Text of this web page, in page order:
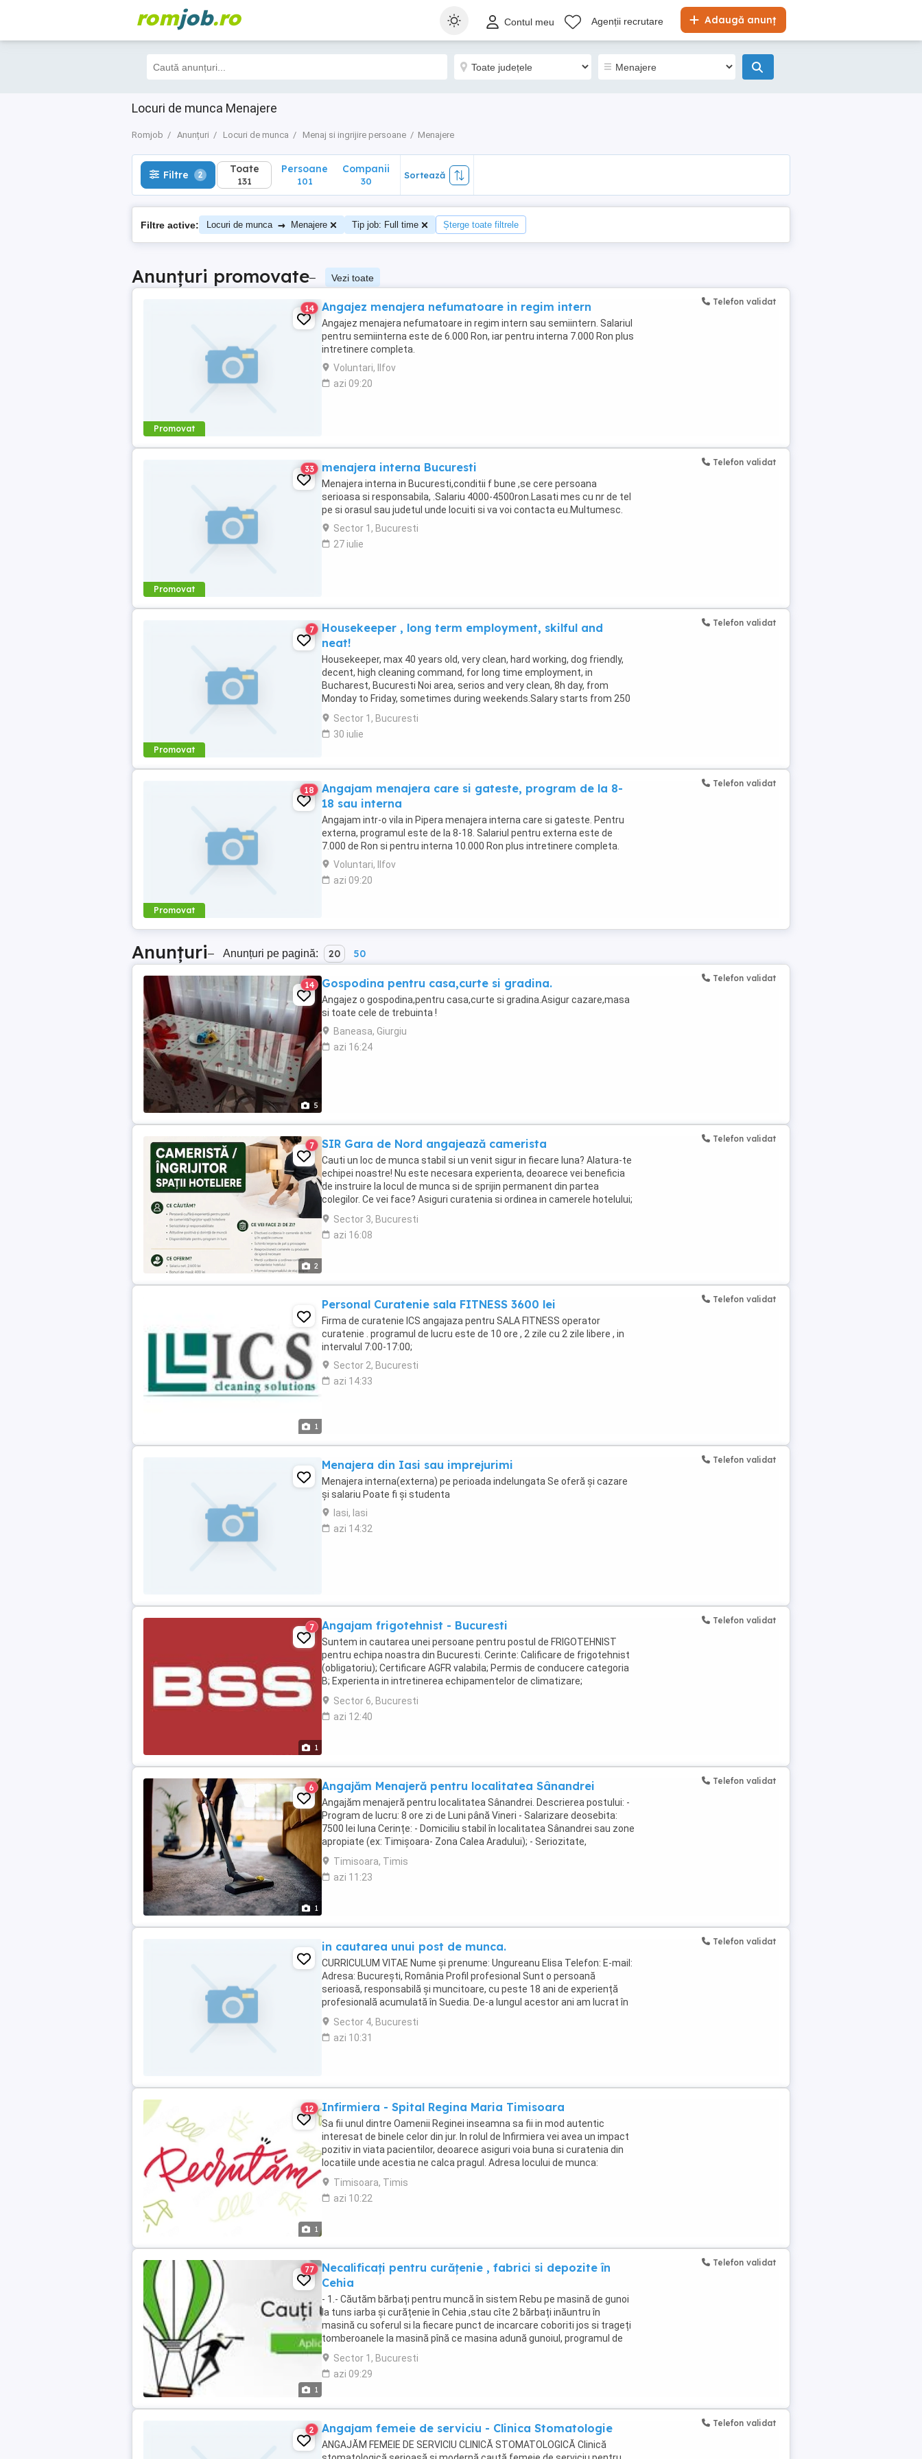
romjob.ro Adaugă anunț
Contul meu Agenții recrutare
Locuri de munca Menajere
Romjob Anunțuri Locuri de munca Menaj si ingrijire persoane Menajere
Filtre 2 Toate
131
Filtre 2 Toate
131
Persoane
101
Companii
30
Sortează
Filtre active: Locuri de munca → Menajere Tip job: Full time Șterge toate filtrele
Anunțuri promovate– Vezi toate
Promovat
14 Angajez menajera nefumatoare in regim intern
Angajez menajera nefumatoare in regim intern sau semiintern. Salariul
pentru semiinterna este de 6.000 Ron, iar pentru interna 7.000 Ron plus
intretinere completa.
Voluntari, Ilfov
azi 09:20
Telefon validat
Promovat
33 menajera interna Bucuresti
Menajera interna in Bucuresti,conditii f bune ,se cere persoana
serioasa si responsabila, .Salariu 4000-4500ron.Lasati mes cu nr de tel
pe si orasul sau judetul unde locuiti si va voi contacta eu.Multumesc.
Sector 1, Bucuresti
27 iulie
Telefon validat
Promovat
7
Housekeeper , long term employment, skilful and
neat!
Housekeeper, max 40 years old, very clean, hard working, dog friendly,
decent, high cleaning command, for long time employment, in
Bucharest, Bucuresti Noi area, serios and very clean, 8h day, from
Monday to Friday, sometimes during weekends.Salary starts from 250
eur week. Extra hours are compensated ...
Sector 1, Bucuresti
30 iulie
Telefon validat
Promovat
18
Angajam menajera care si gateste, program de la 8-
18 sau interna
Angajam intr-o vila in Pipera menajera interna care si gateste. Pentru
externa, programul este de la 8-18. Salariul pentru externa este de
7.000 de Ron si pentru interna 10.000 Ron plus intretinere completa.
Voluntari, Ilfov
azi 09:20
Telefon validat
Anunțuri– Anunțuri pe pagină: 20 50
5
14 Gospodina pentru casa,curte si gradina.
Angajez o gospodina,pentru casa,curte si gradina.Asigur cazare,masa
si toate cele de trebuinta !
Baneasa, Giurgiu
azi 16:24
Telefon validat
2
7 SIR Gara de Nord angajează camerista
Cauti un loc de munca stabil si un venit sigur in fiecare luna? Alatura-te
echipei noastre! Nu este necesara experienta, deoarece vei beneficia
de instruire la locul de munca si de sprijin permanent din partea
colegilor. Ce vei face? Asiguri curatenia si ordinea in camerele hotelului;
Schimbi lenjeria ...
Sector 3, Bucuresti
azi 16:08
Telefon validat
1
Personal Curatenie sala FITNESS 3600 lei
Firma de curatenie ICS angajaza pentru SALA FITNESS operator
curatenie . programul de lucru este de 10 ore , 2 zile cu 2 zile libere , in
intervalul 7:00-17:00;
Sector 2, Bucuresti
azi 14:33
Telefon validat
Menajera din Iasi sau imprejurimi
Menajera interna(externa) pe perioada indelungata Se oferă și cazare
și salariu Poate fi și studenta
Iasi, Iasi
azi 14:32
Telefon validat
1
7 Angajam frigotehnist - Bucuresti
Suntem in cautarea unei persoane pentru postul de FRIGOTEHNIST
pentru echipa noastra din Bucuresti. Cerinte: Calificare de frigotehnist
(obligatoriu); Certificare AGFR valabila; Permis de conducere categoria
B; Experienta in intretinerea echipamentelor de climatizare;
Responsabilitati: Service ...
Sector 6, Bucuresti
azi 12:40
Telefon validat
1
6 Angajăm Menajeră pentru localitatea Sânandrei
Angajăm menajeră pentru localitatea Sânandrei. Descrierea postului: -
Program de lucru: 8 ore zi de Luni până Vineri - Salarizare deosebita:
7500 lei luna Cerințe: - Domiciliu stabil în localitatea Sânandrei sau zone
apropiate (ex: Timișoara- Zona Calea Aradului); - Seriozitate,
punctualitate, ...
Timisoara, Timis
azi 11:23
Telefon validat
in cautarea unui post de munca.
CURRICULUM VITAE Nume și prenume: Ungureanu Elisa Telefon: E-mail:
Adresa: București, România Profil profesional Sunt o persoană
serioasă, responsabilă și muncitoare, cu peste 18 ani de experiență
profesională acumulată în Suedia. De-a lungul acestor ani am lucrat în
îngrijirea persoanelor vârstnice ...
Sector 4, Bucuresti
azi 10:31
Telefon validat
1
12 Infirmiera - Spital Regina Maria Timisoara
Sa fii unul dintre Oamenii Reginei inseamna sa fii in mod autentic
interesat de binele celor din jur. In rolul de Infirmiera vei avea un impact
pozitiv in viata pacientilor, deoarece asiguri voia buna si curatenia din
locatiile unde acestia ne calca pragul. Adresa locului de munca:
Timisoara, calea ...
Timisoara, Timis
azi 10:22
1
77
Necalificați pentru curățenie , fabrici si depozite în
Cehia
- 1.- Căutăm bărbați pentru muncă în sistem Rebu pe masină de gunoi
la tuns iarba și curățenie în Cehia ,stau cîte 2 bărbați inăuntru în
masină cu soferul si la fiecare punct de incarcare coboriti jos si trageți
tomberoanele la masină pînă ce masina adună gunoiul, programul de
lucru este de 10 ore de ...
Sector 1, Bucuresti
azi 09:29
Telefon validat
2 Angajam femeie de serviciu - Clinica Stomatologie
ANGAJĂM FEMEIE DE SERVICIU CLINICĂ STOMATOLOGICĂ Clinică
Telefon validat